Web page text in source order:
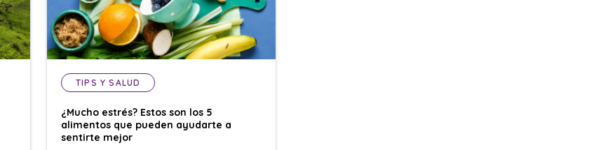
TIPS Y SALUD
¿Mucho estrés? Estos son los 5
alimentos que pueden ayudarte a
sentirte mejor